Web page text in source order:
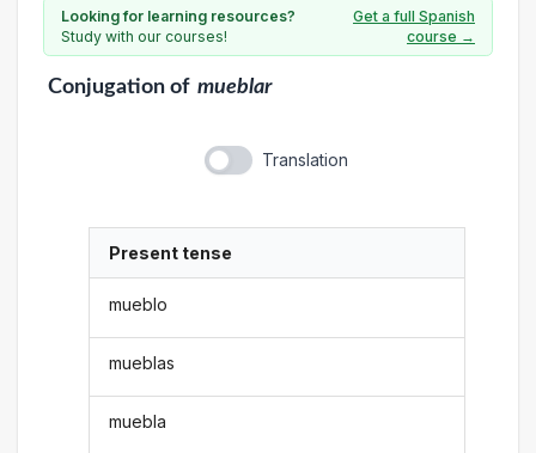
Looking for learning resources?
Study with our courses!
Get a full Spanish
course →
Conjugationof mueblar
Translation
Present tense
mueblo
mueblas
muebla